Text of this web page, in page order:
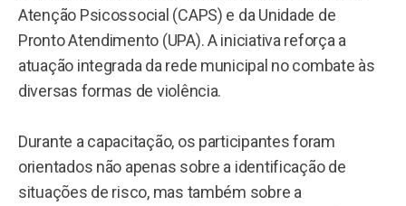
Atenção Psicossocial (CAPS) e da Unidade de
Pronto Atendimento (UPA). A iniciativa reforça a
atuação integrada da rede municipal no combate às
diversas formas de violência.
Durante a capacitação, os participantes foram
orientados não apenas sobre a identificação de
situações de risco, mas também sobre a